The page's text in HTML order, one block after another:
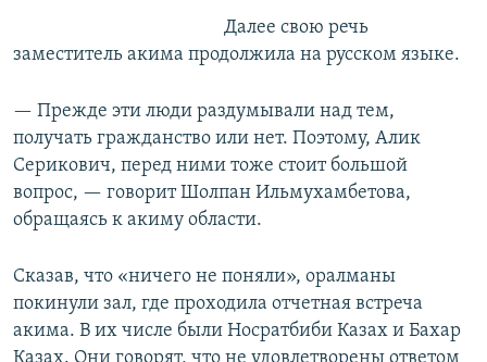
Далее свою речь
заместитель акима продолжила на русском языке.
— Прежде эти люди раздумывали над тем,
получать гражданство или нет. Поэтому, Алик
Серикович, перед ними тоже стоит большой
вопрос, — говорит Шолпан Ильмухамбетова,
обращаясь к акиму области.
Сказав, что «ничего не поняли», оралманы
покинули зал, где проходила отчетная встреча
акима. В их числе были Носратбиби Казах и Бахар